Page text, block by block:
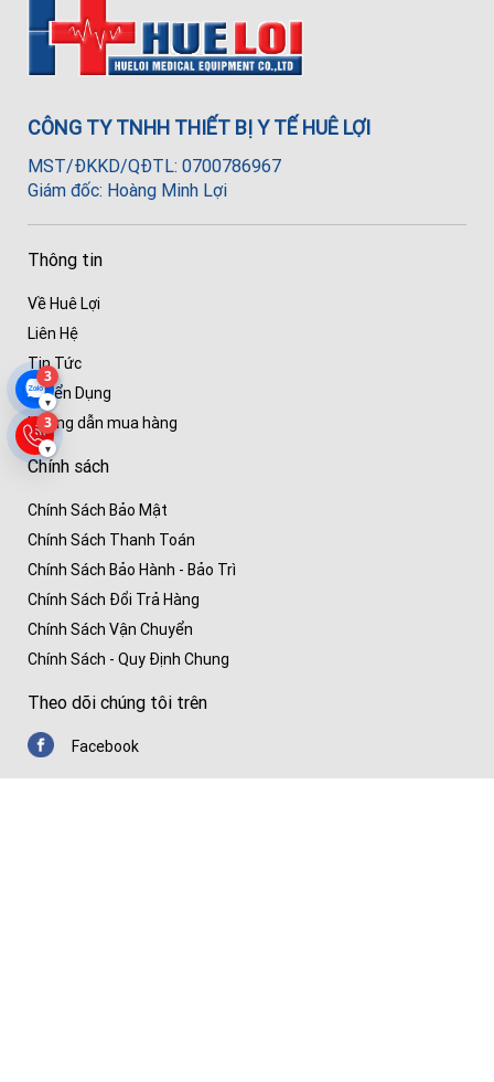
3
▾
3
▾
CÔNG TY TNHH THIẾT BỊ Y TẾ HUÊ LỢI
MST/ĐKKD/QĐTL: 0700786967
Giám đốc: Hoàng Minh Lợi
Thông tin
Về Huê Lợi
Liên Hệ
Tin Tức
Tuyển Dụng
Hướng dẫn mua hàng
Chính sách
Chính Sách Bảo Mật
Chính Sách Thanh Toán
Chính Sách Bảo Hành - Bảo Trì
Chính Sách Đổi Trả Hàng
Chính Sách Vận Chuyển
Chính Sách - Quy Định Chung
Theo dõi chúng tôi trên
Facebook